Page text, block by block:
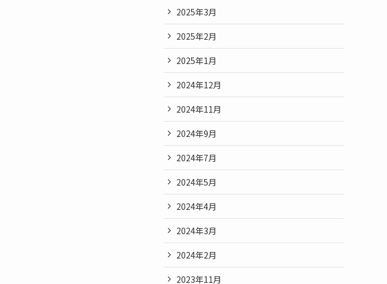
2025年3月
2025年2月
2025年1月
2024年12月
2024年11月
2024年9月
2024年7月
2024年5月
2024年4月
2024年3月
2024年2月
2023年11月